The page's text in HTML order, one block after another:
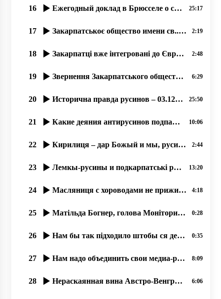
16 Ежегодный доклад в Брюсселе о состоянии прав и свобод русинов Закарпатья в Украине.17.12.19 25:17
17 Закарпатськоє общество имени св..Кирила и Мефодія сообщає о упокоєніи Богдана Гамбаля! 2:19
18 Закарпатці вже інтегровані до Європи і відчувають себе громадянами Євросоюзу 2:48
19 Звернення Закарпатського общества ім. Кирилла и Мефодія про вибори 6:29
20 Исторична правда русинов – 03.12.2019, прот. Димитрій Сидор 25:50
21 Какие деяния антирусинов подпадают под оценку этноцид и геноцид؟ 10:06
22 Кирилиця – дар Божый и мы, русины, не можеме отказатися от нея! 2:44
23 Лемкы-русины и подкарпатські русины – народ-мученик, 21.07.2020 13:20
24 Масляниця с хороводами не прижилася русинам, но палачінты АЙ! 4:18
25 Матільда Богнер, голова Моніторингової місії ООН з прав людини в України 17 09 2019 0:28
26 Нам бы так підходило штобы ся держава збереглася, ми в ній тулько много надій поклали 0:35
27 Нам надо объединить свои медиа-ресурсы, 25.06.2020 8:09
28 Нераскаянная вина Австро-Венгрии перед русинами (1914-1918) 6:06